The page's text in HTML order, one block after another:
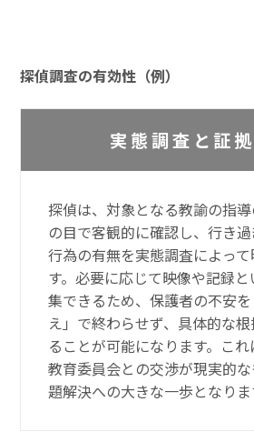
探偵調査の有効性（例）
実態調査と証
探偵は、対象となる教諭の指
の目で客観的に確認し、行き
行為の有無を実態調査によっ
す。必要に応じて映像や記録
集できるため、保護者の不安
え」で終わらせず、具体的な
ることが可能になります。こ
教育委員会との交渉が現実的
題解決への大きな一歩となりま